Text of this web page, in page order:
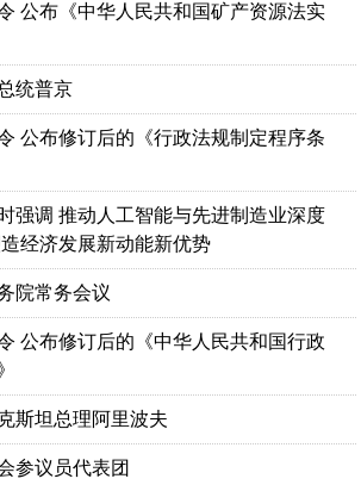
公布《中华人民共和国矿产资源法实
统普京
公布修订后的《行政法规制定程序条
强调 推动人工智能与先进制造业深度
经济发展新动能新优势
院常务会议
公布修订后的《中华人民共和国行政
斯坦总理阿里波夫
参议员代表团